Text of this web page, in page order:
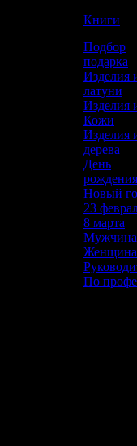
Книги
Подбор
подарка
Изделия
латуни
Изделия
Кожи
Изделия
дерева
День
рождения
Новый
23
8 марта
По